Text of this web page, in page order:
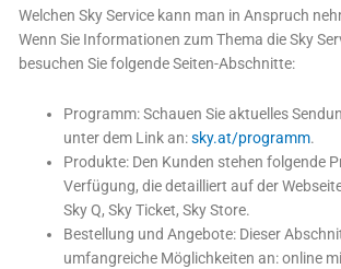
Welchen Sky Service kann man in Anspruch
Wenn Sie Informationen zum Thema die Sky
besuchen Sie folgende Seiten-Abschnitte:
Programm: Schauen Sie aktuelles
unter dem Link an:sky.at/programm.
Produkte: Den Kunden stehen folgende
Verfügung, die detailliert auf der
Sky Q, Sky Ticket, Sky Store.
Bestellung und Angebote: Dieser
umfangreiche Möglichkeiten an: online